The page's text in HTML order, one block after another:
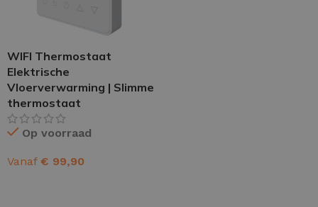
WIFI Thermostaat
Elektrische
Vloerverwarming | Slimme
thermostaat
Op voorraad
Vanaf € 99,90